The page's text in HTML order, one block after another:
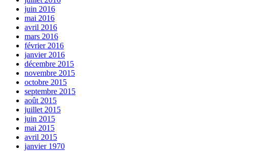
juin 2016
mai 2016
avril 2016
mars 2016
février 2016
janvier 2016
décembre 2015
novembre 2015
octobre 2015
septembre 2015
août 2015
juillet 2015
juin 2015
mai 2015
avril 2015
janvier 1970